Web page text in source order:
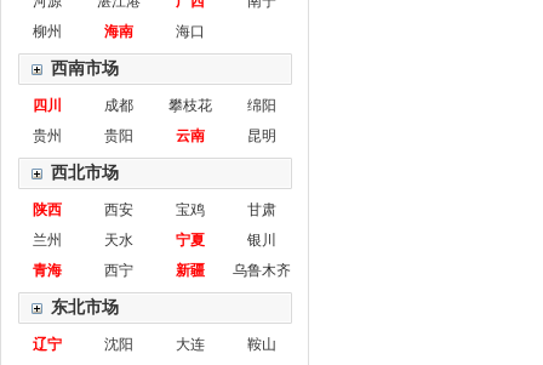
柳州
海南 海口
西南市场
四川 成都 攀枝花
绵阳
贵州
贵阳 云南 昆明
西北市场
陕西 西安 宝鸡
甘肃
兰州
天水 宁夏
银川
青海
西宁 新疆 乌鲁木齐
东北市场
辽宁 沈阳 大连
鞍山